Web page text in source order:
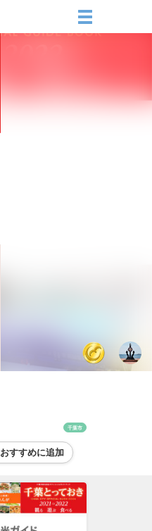
千葉市
おすすめに追加